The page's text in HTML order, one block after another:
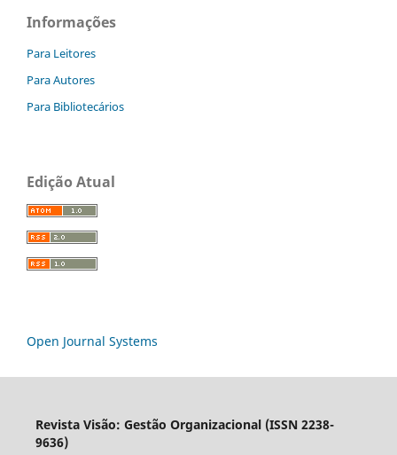
Informações
Para Leitores
Para Autores
Para Bibliotecários
Edição Atual
Open Journal Systems
Revista Visão: Gestão Organizacional (ISSN 2238-
9636)